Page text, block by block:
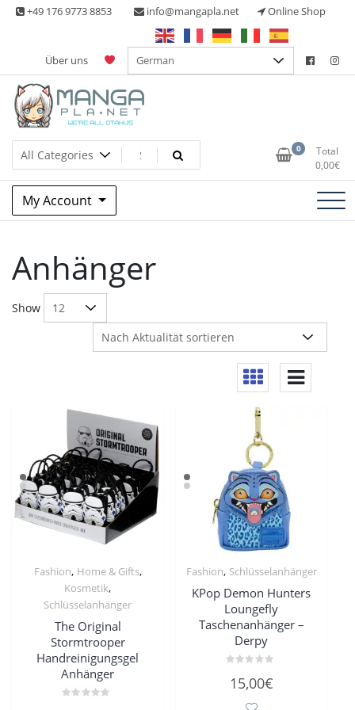
Skip +49 176 9773 8853 info@mangapla.net Online Shop
Über uns
Manga Planet
Split Part Online Shop 0
Total
0,00€
My Account
Anhänger
Show
Fashion, Home & Gifts,
Kosmetik,
Schlüsselanhänger
The Original
Stormtrooper
Handreinigungsgel
Anhänger
Fashion, Schlüsselanhänger
KPop Demon Hunters
Loungefly
Taschenanhänger –
Derpy
mit
15,00€